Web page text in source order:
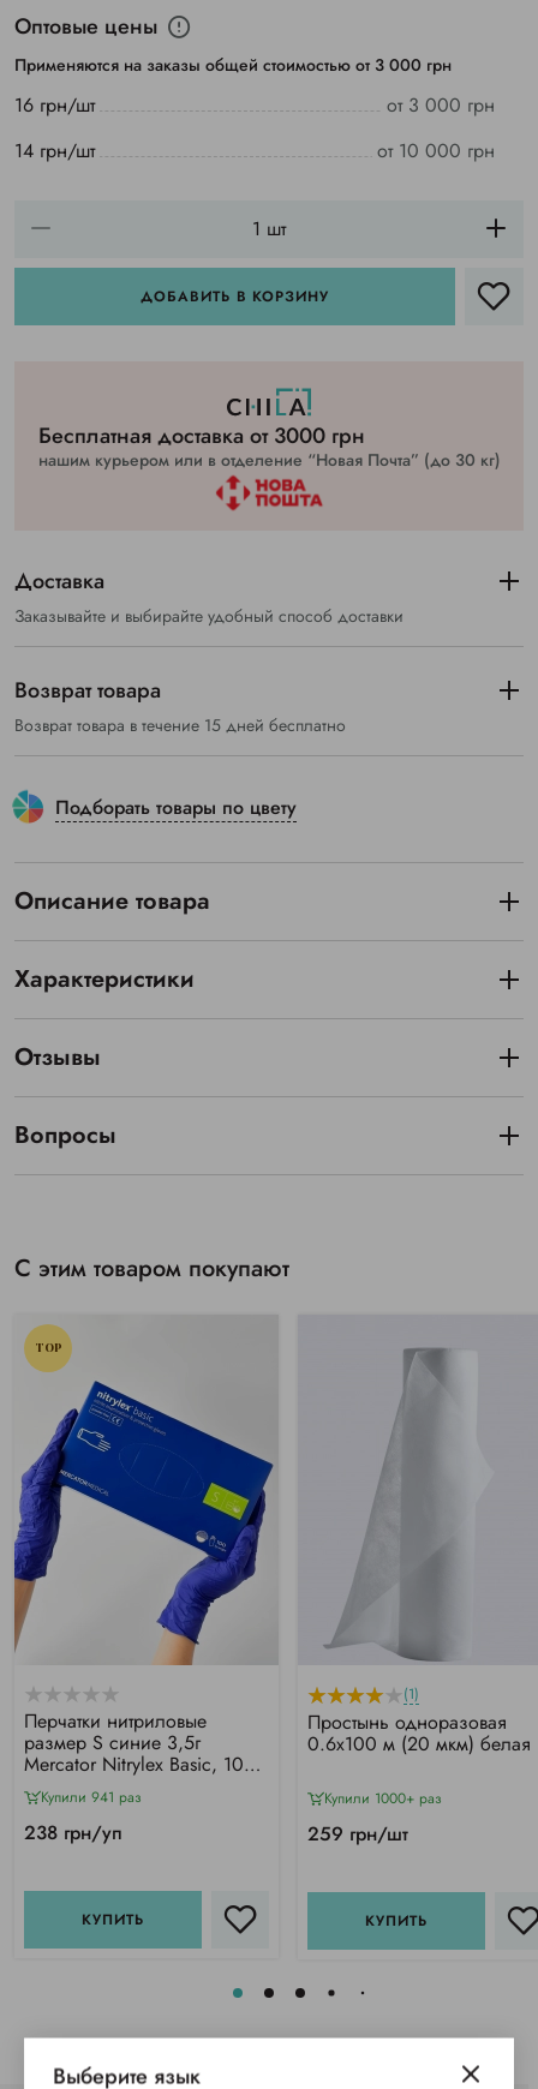
Оптовые цены
Применяются на заказы общей стоимостью от 3 000 грн
16 грн/шт
от 3 000 грн
14 грн/шт
от 10 000 грн
ДОБАВИТЬ В КОРЗИНУ
Бесплатная доставка от 3000 грн
нашим курьером или в отделение “Новая Почта” (до 30 кг)
Доставка
Заказывайте и выбирайте удобный способ доставки
Возврат товара
Возврат товара в течение 15 дней бесплатно
Подборать товары по цвету
Описание товара
Характеристики
Отзывы
Вопросы
С этим товаром покупают
TOP
Перчатки нитриловые
размер S синие 3,5г
Mercator Nitrylex Basic, 100
штКупили 941 раз
238 грн/уп
КУПИТЬ
(1)
Простынь одноразовая
0.6х100 м (20 мкм) белая
Купили 1000+ раз
259 грн/шт
КУПИТЬ
Выберите язык